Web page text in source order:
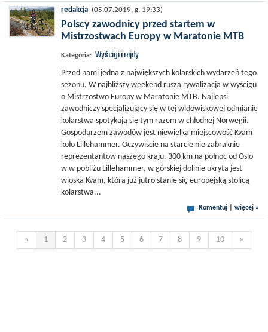
redakcja (05.07.2019, g. 19:33)
Polscy zawodnicy przed startem w
Mistrzostwach Europy w Maratonie MTB
Kategoria: Wyścigi i rajdy
Przed nami jedna z największych kolarskich wydarzeń tego
sezonu. W najbliższy weekend rusza rywalizacja w wyścigu
o Mistrzostwo Europy w Maratonie MTB. Najlepsi
zawodniczy specjalizujący się w tej widowiskowej odmianie
kolarstwa spotykają się tym razem w chłodnej Norwegii.
Gospodarzem zawodów jest niewielka miejscowość Kvam
koło Lillehammer. Oczywiście na starcie nie zabraknie
reprezentantów naszego kraju. 300 km na północ od Oslo
w w pobliżu Lillehammer, w górskiej dolinie ukryta jest
wioska Kvam, która już jutro stanie się europejską stolicą
kolarstwa...
Komentuj więcej »
« 1 2 3 4 5 6 7 8 9 10 »